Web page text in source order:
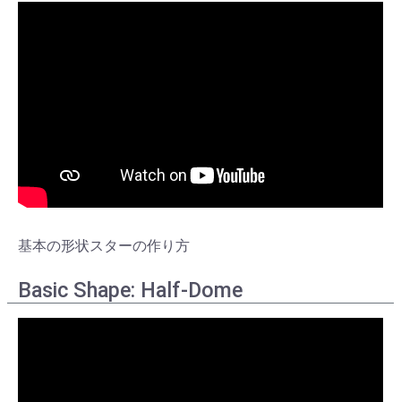
基本の形状スターの作り方
Basic Shape: Half-Dome